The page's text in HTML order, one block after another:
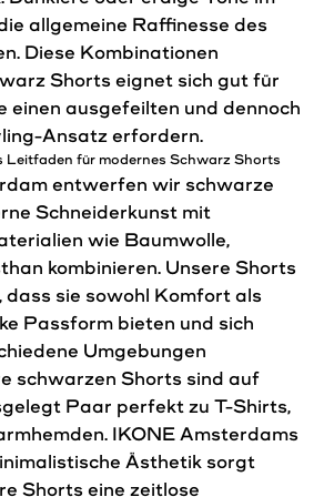
allgemeine Raffinesse des
Diese Kombinationen
Shorts eignet sich gut für
einen ausgefeilten und dennoch
Ansatz erfordern.
Leitfaden für modernes Schwarz Shorts
entwerfen wir schwarze
Schneiderkunst mit
wie Baumwolle,
kombinieren. Unsere Shorts
sie sowohl Komfort als
Passform bieten und sich
Umgebungen
schwarzen Shorts sind auf
Paar perfekt zu T-Shirts,
IKONE Amsterdams
Ästhetik sorgt
Shorts eine zeitlose